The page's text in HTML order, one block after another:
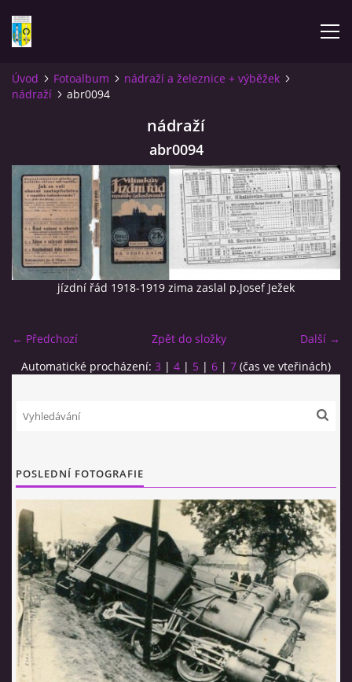
ÚVOD
FOTOALBUM
KOMENTÁŘE
KONTAKT
KNIHA MIKULÁŠOVICE - NIXDORF
© 2026 eStránky.cz
Úvod Fotoalbum
nádraží a železnice + výběžek
nádraží
abr0094
nádraží
abr0094
jízdní řád 1918-1919 zima zaslal p.Josef Ježek
← Předchozí Další →
Zpět do složky
Automatické procházení: 3 | 4 | 5 | 6 | 7 (čas ve vteřinách)
POSLEDNÍ FOTOGRAFIE